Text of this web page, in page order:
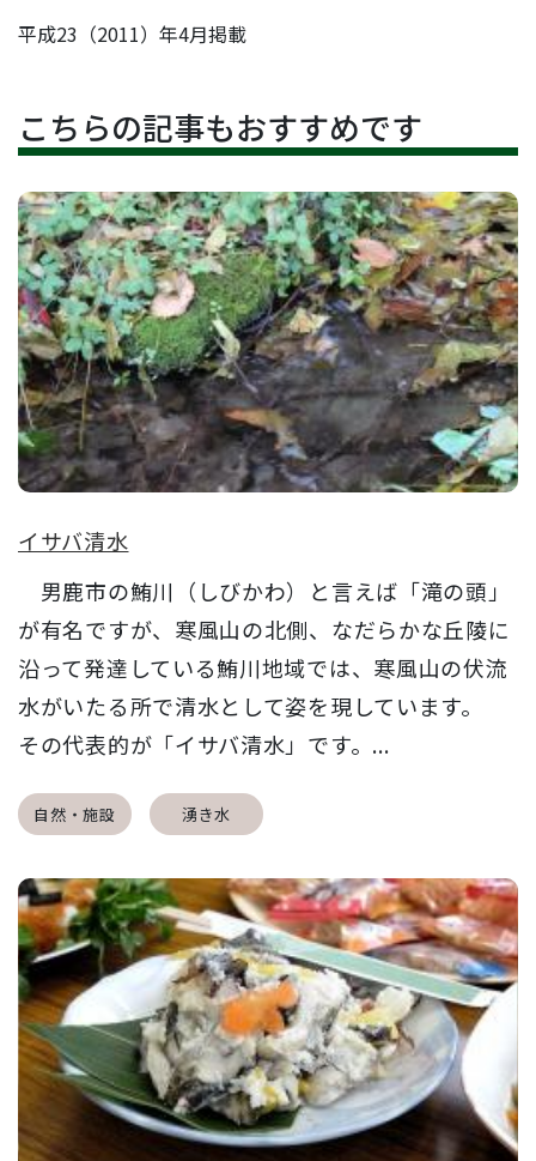
平成23（2011）年4月掲載
こちらの記事もおすすめです
イサバ清水
男鹿市の鮪川（しびかわ）と言えば「滝の頭」
が有名ですが、寒風山の北側、なだらかな丘陵に
沿って発達している鮪川地域では、寒風山の伏流
水がいたる所で清水として姿を現しています。
その代表的が「イサバ清水」です。...
自然・施設 湧き水